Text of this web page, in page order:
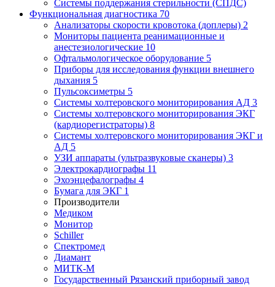
Системы поддержания стерильности (СПДС)
Функциональная диагностика 70
Анализаторы скорости кровотока (доплеры) 2
Мониторы пациента реанимационные и
анестезиологические 10
Офтальмологическое оборудование 5
Приборы для исследования функции внешнего
дыхания 5
Пульсоксиметры 5
Системы холтеровского мониторирования АД 3
Системы холтеровского мониторирования ЭКГ
(кардиорегистраторы) 8
Системы холтеровского мониторирования ЭКГ и
АД 5
УЗИ аппараты (ультразвуковые сканеры) 3
Электрокардиографы 11
Эхоэнцефалографы 4
Бумага для ЭКГ 1
Производители
Медиком
Монитор
Schiller
Спектромед
Диамант
МИТК-М
Государственный Рязанский приборный завод